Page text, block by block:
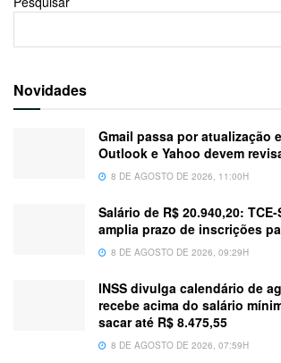
Novidades
Gmail passa por atualização
Outlook e Yahoo devem
8 DE AGOSTO DE 2026, 11:00H
Salário de R$ 20.940,20:
amplia prazo de inscrições
8 DE AGOSTO DE 2026, 09:29H
INSS divulga calendário de
recebe acima do salário
sacar até R$ 8.475,55
8 DE AGOSTO DE 2026, 07:59H